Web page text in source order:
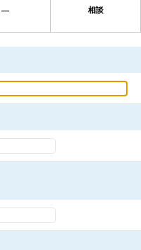
― 相談